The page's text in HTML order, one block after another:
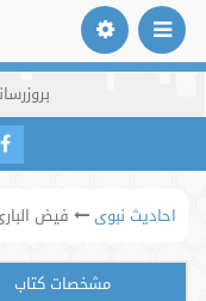
احادیث نبوی فیض
مشخصات کتاب